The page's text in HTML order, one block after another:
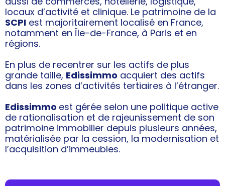
locaux d’activité et clinique. Le patrimoine de la
SCPI est majoritairement localisé en France,
notamment en Île-de-France, à Paris et en
régions.
En plus de recentrer sur les actifs de plus
grande taille, Edissimmo acquiert des actifs
dans les zones d’activités tertiaires à l’étranger.
Edissimmo est gérée selon une politique active
de rationalisation et de rajeunissement de son
patrimoine immobilier depuis plusieurs années,
matérialisée par la cession, la modernisation et
l’acquisition d’immeubles.